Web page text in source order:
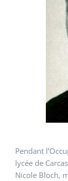
Pendant
lycée de
Nicole Bloch,